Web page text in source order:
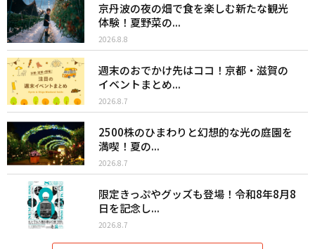
京丹波の夜の畑で食を楽しむ新たな観光
体験！夏野菜の...
2026.8.8
週末のおでかけ先はココ！京都・滋賀の
イベントまとめ...
2026.8.7
2500株のひまわりと幻想的な光の庭園を
満喫！夏の...
2026.8.7
限定きっぷやグッズも登場！令和8年8月8
日を記念し...
2026.8.7